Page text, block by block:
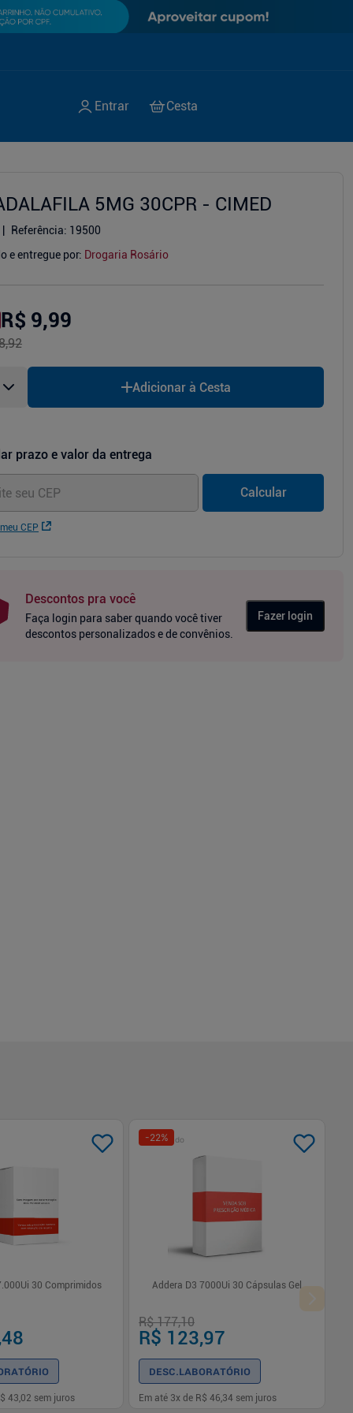
5MG 30CPR - CIMED
Referência: 19500
e entregue por: Drogaria Rosário
R$ 9,99
Adicionar à Cesta
prazo e valor da entrega
CEP
Calcular
Descontos pra você
Faça login para saber quando você tiver
descontos personalizados e de convênios.
Fazer login
30 Comprimidos
43,02 sem juros
Patrocinado
-22%
Addera D3 7000Ui 30 Cápsulas Gel
R$ 177,10
R$ 123,97
DESC.LABORATÓRIO
Em até 3x de R$ 46,34 sem juros